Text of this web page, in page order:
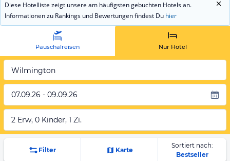
Diese Hotelliste zeigt unsere am häufigsten gebuchten Hotels an.
Informationen zu Rankings und Bewertungen findest Du hier
Pauschalreisen Nur Hotel
Wilmington
07.09.26 - 09.09.26
2 Erw, 0 Kinder, 1 Zi.
Filter Karte
Sortiert nach:
Bestseller